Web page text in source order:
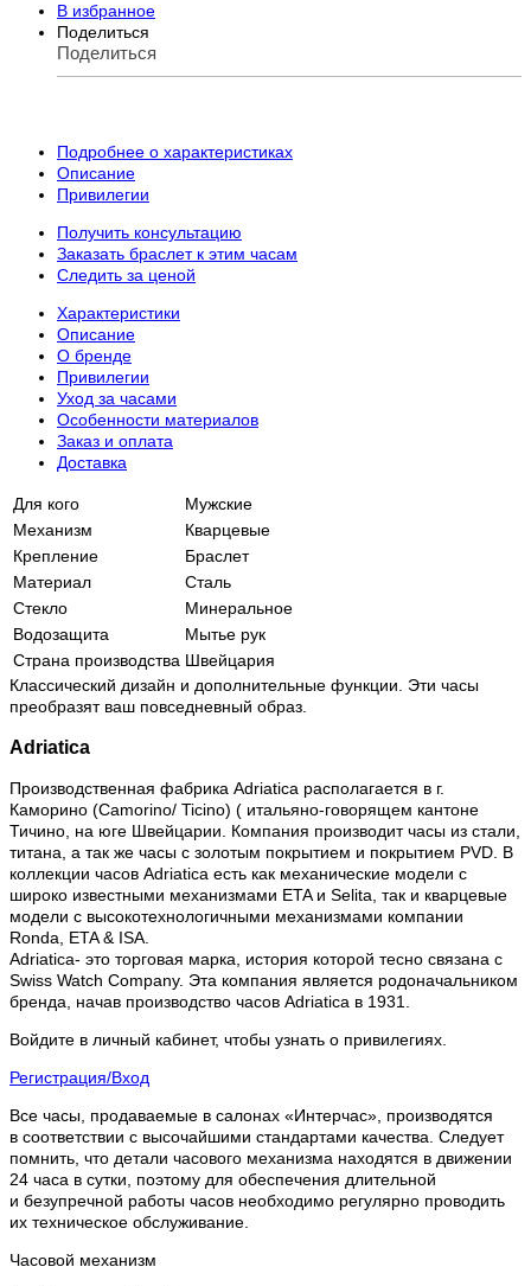
В избранное
Поделиться
Поделиться
Подробнее о характеристиках
Описание
Привилегии
Получить консультацию
Заказать браслет к этим часам
Следить за ценой
Характеристики
Описание
О бренде
Привилегии
Уход за часами
Особенности материалов
Заказ и оплата
Доставка
Для кого
Мужские
Механизм
Кварцевые
Крепление
Браслет
Материал
Сталь
Стекло
Минеральное
Водозащита
Мытье рук
Страна производства Швейцария
Классический дизайн и дополнительные функции. Эти часы
преобразят ваш повседневный образ.
Adriatica
Производственная фабрика Adriatica располагается в г.
Каморино (Camorino/ Ticino) ( итальяно-говорящем кантоне
Тичино, на юге Швейцарии. Компания производит часы из стали,
титана, а так же часы с золотым покрытием и покрытием PVD. В
коллекции часов Adriatica есть как механические модели с
широко известными механизмами ETA и Selita, так и кварцевые
модели с высокотехнологичными механизмами компании
Ronda, ETA & ISA.
Adriatica- это торговая марка, история которой тесно связана с
Swiss Watch Company. Эта компания является родоначальником
бренда, начав производство часов Adriatica в 1931.
Войдите в личный кабинет, чтобы узнать о привилегиях.
Регистрация/Вход
Все часы, продаваемые в салонах «Интерчас», производятся
в соответствии с высочайшими стандартами качества. Следует
помнить, что детали часового механизма находятся в движении
24 часа в сутки, поэтому для обеспечения длительной
и безупречной работы часов необходимо регулярно проводить
их техническое обслуживание.
Часовой механизм